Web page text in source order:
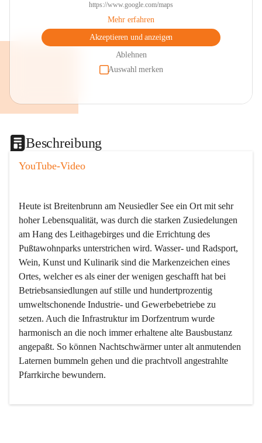
https://www.google.com/maps
Mehr erfahren
Akzeptieren und anzeigen
Ablehnen
Auswahl merken
Beschreibung
YouTube-Video
Heute ist Breitenbrunn am Neusiedler See ein Ort mit sehr
hoher Lebensqualität, was durch die starken Zusiedelungen
am Hang des Leithagebirges und die Errichtung des
Pußtawohnparks unterstrichen wird. Wasser- und Radsport,
Wein, Kunst und Kulinarik sind die Markenzeichen eines
Ortes, welcher es als einer der wenigen geschafft hat bei
Betriebsansiedlungen auf stille und hundertprozentig
umweltschonende Industrie- und Gewerbebetriebe zu
setzen. Auch die Infrastruktur im Dorfzentrum wurde
harmonisch an die noch immer erhaltene alte Bausbustanz
angepaßt. So können Nachtschwärmer unter alt anmutenden
Laternen bummeln gehen und die prachtvoll angestrahlte
Pfarrkirche bewundern.
Der Weinbau dominert heute nicht mehr, ist aber integrativer